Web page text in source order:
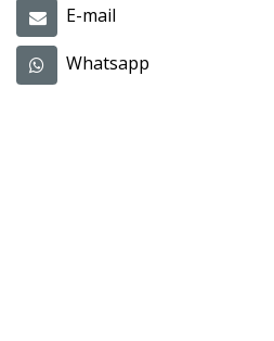
E-mail
Whatsapp